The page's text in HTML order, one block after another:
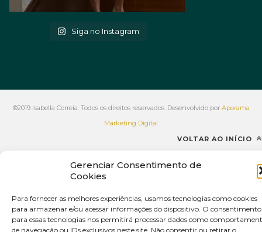
Gerenciar Consentimento de
Cookies
Para fornecer as melhores experiências, usamos tecnologias como cookies
para armazenar e/ou acessar informações do dispositivo. O consentimento
para essas tecnologias nos permitirá processar dados como
de navegação ou IDs exclusivos neste site. Não consentir ou retirar o
Siga no Instagram
©2019 Isabella Correia. Todos os direitos reservados. Desenvolvido por Aporama
Marketing Digital
VOLTAR AO INÍCIO